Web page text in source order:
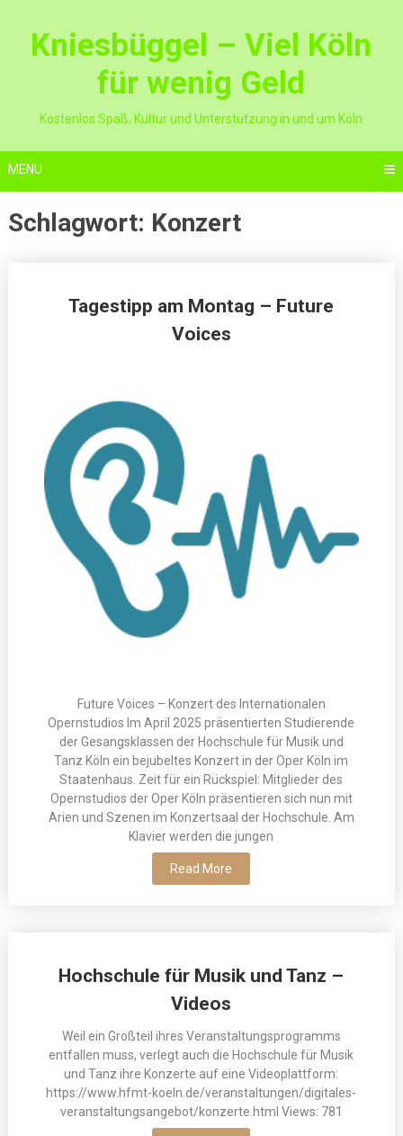
contentKniesbüggel – Viel Köln
für wenig Geld
Kostenlos Spaß, Kultur und Unterstützung in und um Köln
MENU
Schlagwort: Konzert
Tagestipp am Montag – Future
Voices
Future Voices – Konzert des Internationalen
Opernstudios Im April 2025 präsentierten Studierende
der Gesangsklassen der Hochschule für Musik und
Tanz Köln ein bejubeltes Konzert in der Oper Köln im
Staatenhaus. Zeit für ein Rückspiel: Mitglieder des
Opernstudios der Oper Köln präsentieren sich nun mit
Arien und Szenen im Konzertsaal der Hochschule. Am
Klavier werden die jungen
Read More
Hochschule für Musik und Tanz –
Videos
Weil ein Großteil ihres Veranstaltungsprogramms
entfallen muss, verlegt auch die Hochschule für Musik
und Tanz ihre Konzerte auf eine Videoplattform:
https://www.hfmt-koeln.de/veranstaltungen/digitales-
veranstaltungsangebot/konzerte.html Views: 781
navigation